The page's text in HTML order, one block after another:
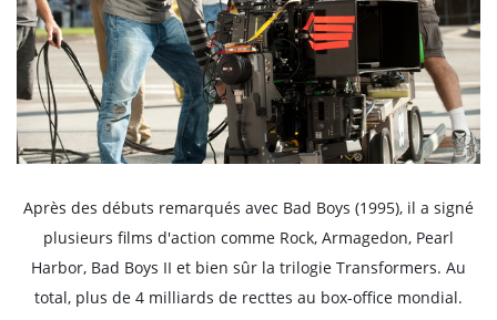
Après des débuts remarqués avec Bad Boys (1995), il a signé
plusieurs films d'action comme Rock, Armagedon, Pearl
Harbor, Bad Boys II et bien sûr la trilogie Transformers. Au
total, plus de 4 milliards de recttes au box-office mondial.